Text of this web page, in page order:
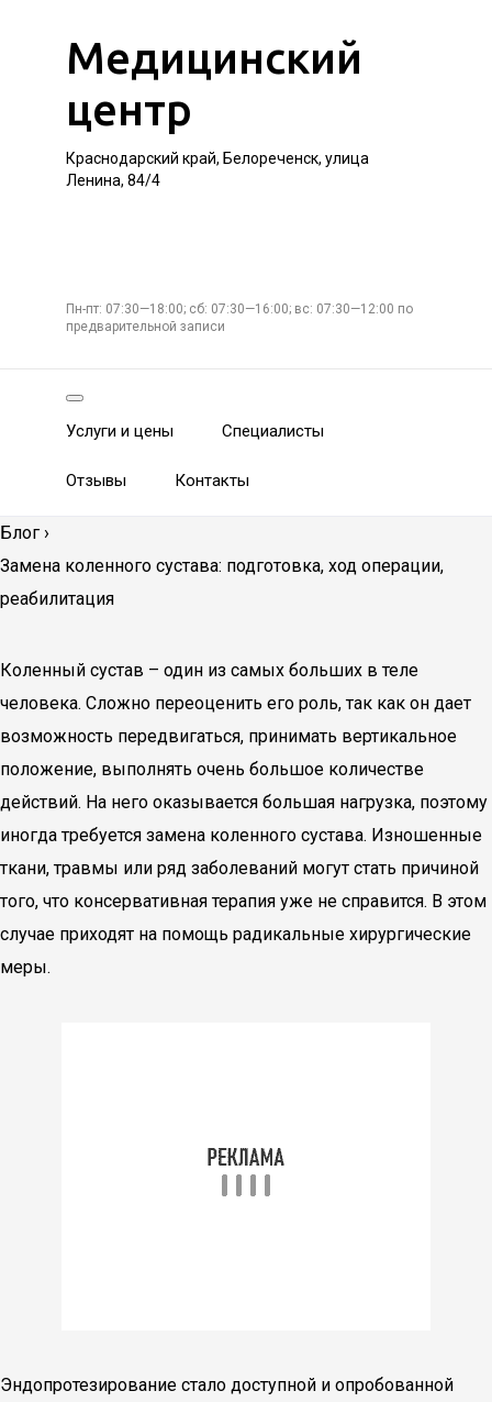
Медицинский
центр
Краснодарский край, Белореченск, улица
Ленина, 84/4
Пн-пт: 07:30—18:00; сб: 07:30—16:00; вс: 07:30—12:00 по
предварительной записи
Услуги и цены Специалисты
Отзывы Контакты
Блог ›
Замена коленного сустава: подготовка, ход операции,
реабилитация
Коленный сустав – один из самых больших в теле
человека. Сложно переоценить его роль, так как он дает
возможность передвигаться, принимать вертикальное
положение, выполнять очень большое количестве
действий. На него оказывается большая нагрузка, поэтому
иногда требуется замена коленного сустава. Изношенные
ткани, травмы или ряд заболеваний могут стать причиной
того, что консервативная терапия уже не справится. В этом
случае приходят на помощь радикальные хирургические
меры.
Эндопротезирование стало доступной и опробованной